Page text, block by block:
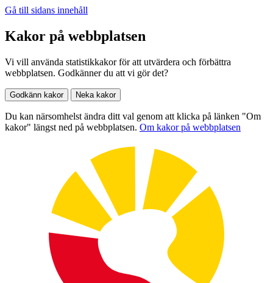
Gå till sidans innehåll
Kakor på webbplatsen
Vi vill använda statistikkakor för att utvärdera och förbättra
webbplatsen. Godkänner du att vi gör det?
Godkänn kakor Neka kakor
Du kan närsomhelst ändra ditt val genom att klicka på länken "Om
kakor" längst ned på webbplatsen. Om kakor på webbplatsen